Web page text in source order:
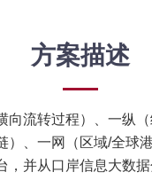
方案描述
向流转过程）、一纵（
）、一网（区域/全球
，并从口岸信息大数